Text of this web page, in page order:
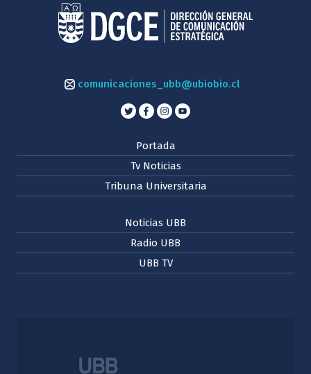
comunicaciones_ubb@ubiobio.cl
Portada
Tv Noticias
Tribuna Universitaria
Noticias UBB
Radio UBB
UBB TV